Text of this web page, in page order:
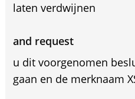
laten verdwijnen
and request
u dit voorgenomen
gaan en de merknaam